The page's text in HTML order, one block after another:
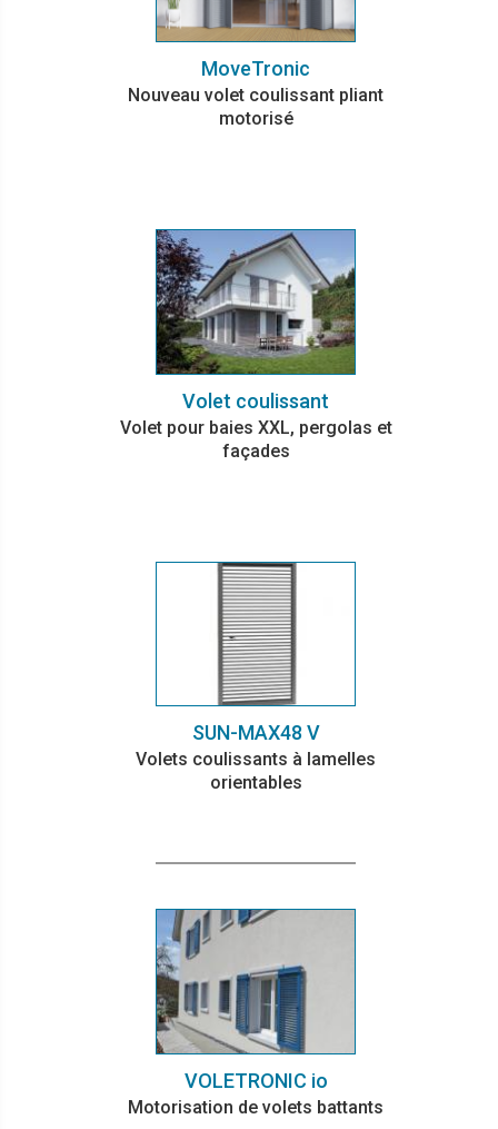
MoveTronic
Nouveau volet coulissant pliant
motorisé
Volet coulissant
Volet pour baies XXL, pergolas et
façades
SUN-MAX48 V
Volets coulissants à lamelles
orientables
VOLETRONIC io
Motorisation de volets battants